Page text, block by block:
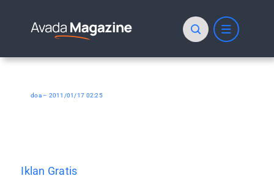
doa – 2011/01/17 02:25
Iklan Gratis